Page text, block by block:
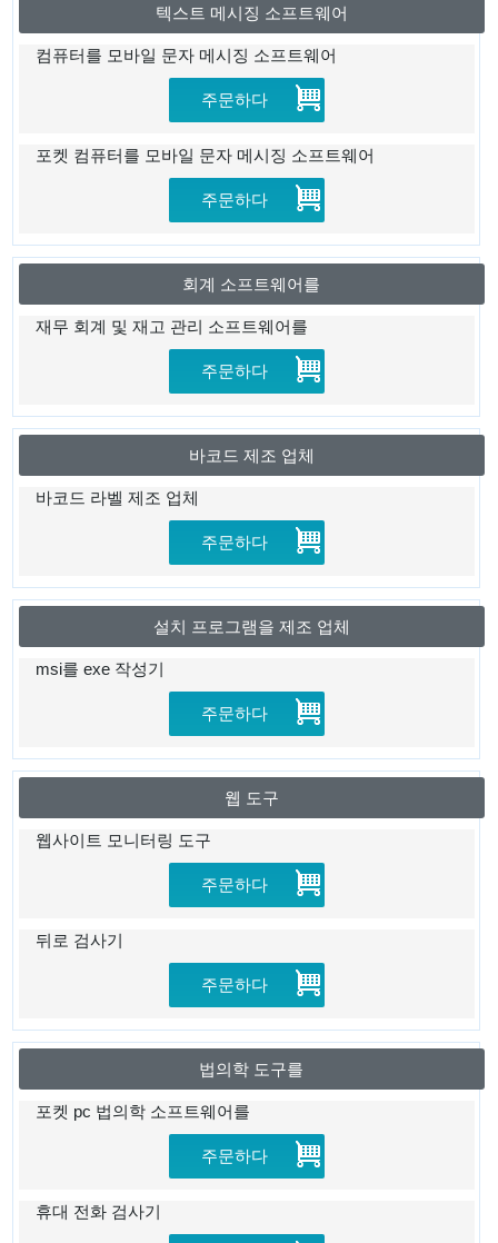
텍스트 메시징 소프트웨어
컴퓨터를 모바일 문자 메시징 소프트웨어
주문하다
포켓 컴퓨터를 모바일 문자 메시징 소프트웨어
주문하다
회계 소프트웨어를
재무 회계 및 재고 관리 소프트웨어를
주문하다
바코드 제조 업체
바코드 라벨 제조 업체
주문하다
설치 프로그램을 제조 업체
msi를 exe 작성기
주문하다
웹 도구
웹사이트 모니터링 도구
주문하다
뒤로 검사기
주문하다
법의학 도구를
포켓 pc 법의학 소프트웨어를
주문하다
휴대 전화 검사기